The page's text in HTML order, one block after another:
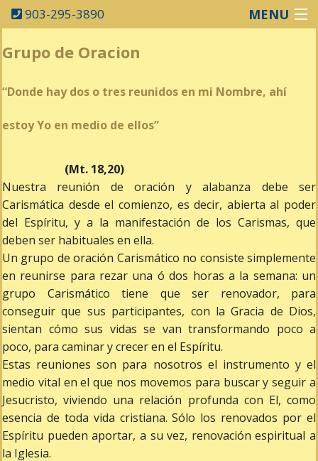
903-295-3890 MENU
Ministries
Faith Formation
Facilities
Donate
Links
Columbarium
Grupo de Oracion
“Donde hay dos o tres reunidos en mi Nombre, ahí
estoy Yo en medio de ellos”
(Mt. 18,20)
Nuestra reunión de oración y alabanza debe ser
Carismática desde el comienzo, es decir, abierta al poder
del Espíritu, y a la manifestación de los Carismas, que
deben ser habituales en ella.
Un grupo de oración Carismático no consiste simplemente
en reunirse para rezar una ó dos horas a la semana: un
grupo Carismático tiene que ser renovador, para
conseguir que sus participantes, con la Gracia de Dios,
sientan cómo sus vidas se van transformando poco a
poco, para caminar y crecer en el Espíritu.
Estas reuniones son para nosotros el instrumento y el
medio vital en el que nos movemos para buscar y seguir a
Jesucristo, viviendo una relación profunda con El, como
esencia de toda vida cristiana. Sólo los renovados por el
Espíritu pueden aportar, a su vez, renovación espiritual a
la Iglesia.